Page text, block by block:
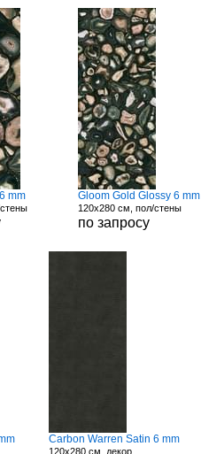
mm Gloom Gold Glossy 6 mm
120x280 см, пол/стены
по запросу
Carbon Warren Satin 6 mm
120x280 см, декор